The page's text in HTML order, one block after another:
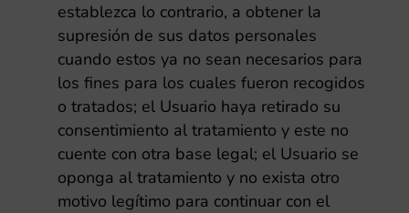
establezca lo contrario, a obtener la
supresión de sus datos personales
cuando estos ya no sean necesarios para
los fines para los cuales fueron recogidos
o tratados; el Usuario haya retirado su
consentimiento al tratamiento y este no
cuente con otra base legal; el Usuario se
oponga al tratamiento y no exista otro
motivo legítimo para continuar con el